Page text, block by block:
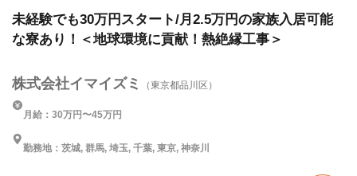
未経験でも30万円スタート/月2.5万円の家族入居可能
な寮あり！＜地球環境に貢献！熱絶縁工事＞
株式会社イマイズミ （東京都品川区）
月給：30万円〜45万円
勤務地：茨城, 群馬, 埼玉, 千葉, 東京, 神奈川